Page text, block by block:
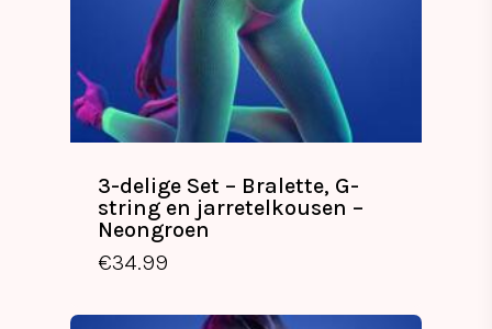
3-delige Set – Bralette, G-
string en jarretelkousen –
Neongroen
€34.99